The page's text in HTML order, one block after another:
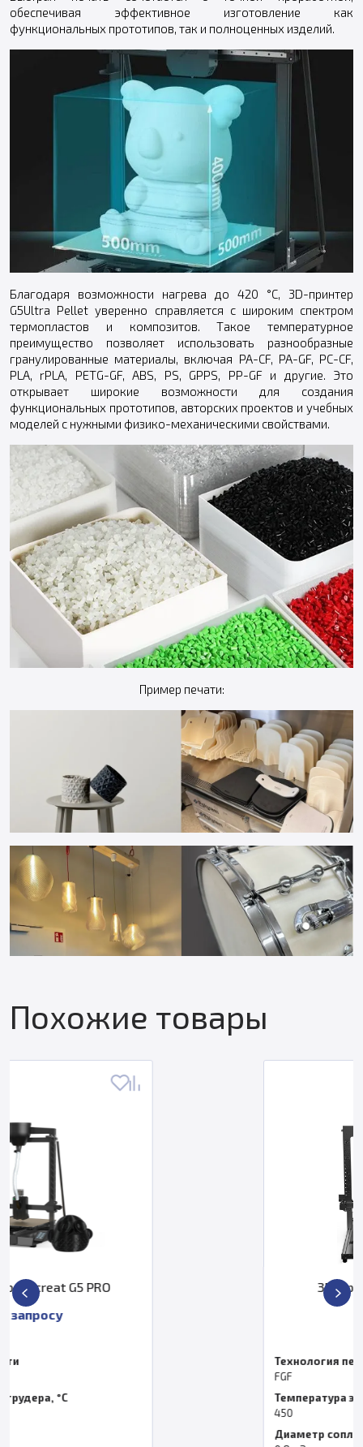
обеспечивая эффективное изготовление как
функциональных прототипов, так и полноценных изделий.
Благодаря возможности нагрева до 420 °C, 3D-принтер
G5Ultra Pellet уверенно справляется с широким спектром
термопластов и композитов. Такое температурное
преимущество позволяет использовать разнообразные
гранулированные материалы, включая PA-CF, PA-GF, PC-CF,
PLA, rPLA, PETG-GF, ABS, PS, GPPS, PP-GF и другие. Это
открывает широкие возможности для создания
функциональных прототипов, авторских проектов и учебных
моделей с нужными физико-механическими свойствами.
Пример печати:
Похожие товары